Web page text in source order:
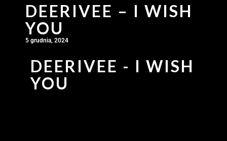
DEERIVEE – I WISH
YOU
5 grudnia, 2024
DEERIVEE - I WISH
YOU